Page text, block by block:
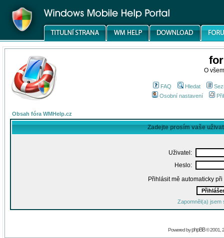
O
FAQ Hledat
Osobní nastavení
Obsah fóra WMHelp.cz
Zadejte prosím vaše
Uživatel:
Heslo:
Přihlásit mě automaticky
Zapomněl(a) jsem
Powered byphpBB© 2001,